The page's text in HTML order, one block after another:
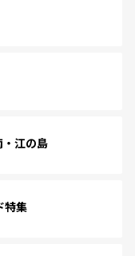
江の島
特集